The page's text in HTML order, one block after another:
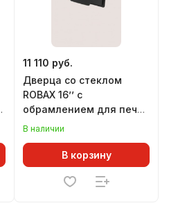
11 110 руб.
Дверца со стеклом
ROBAX 16’’ c
обрамлением для печей
ПАНОРАМА НОВАЯ РУСЬ,
В наличии
В корзину